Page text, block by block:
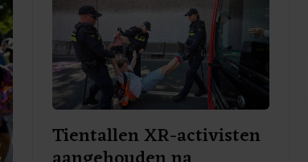
Tientallen XR-activisten